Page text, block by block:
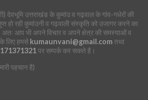
देवभूमि उत्तराखंड के कुमांउ व गढ़वाल के गांव-गधेरों की
हो रही कुमांउनी व गढ़वाली संस्कृति को उजागर करने का
अतः आप भी अपने विचार व अपने क्षेत्र की समस्याओं व
लिए हमसे kumaunvani@gmail.com तथा
पर सम्पर्क कर सकते है।
पहचान है)